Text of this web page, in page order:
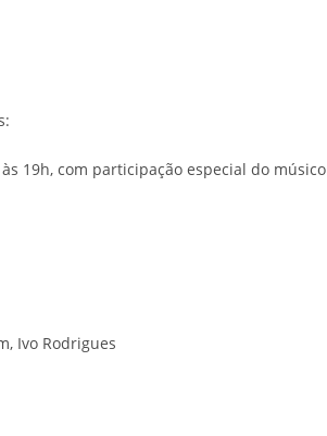
19h, com participação especial do músico
Ivo Rodrigues